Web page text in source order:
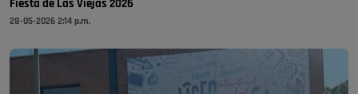
Fiesta de Las Viejas 2026
28-05-2026 2:14 p.m.